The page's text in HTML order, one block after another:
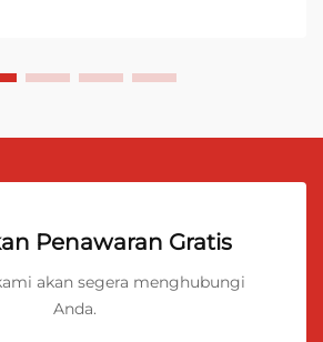
Penawaran Gratis
akan segera menghubungi
Anda.